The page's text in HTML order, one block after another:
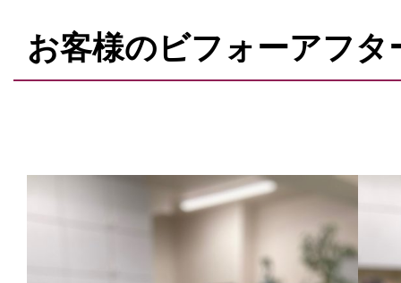
お客様のビフォーアフタ